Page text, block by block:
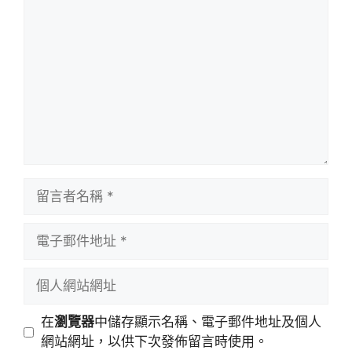
址
站
在瀏覽器中儲存顯示名稱、電子郵件地址及個人
網站網址，以供下次發佈留言時使用。